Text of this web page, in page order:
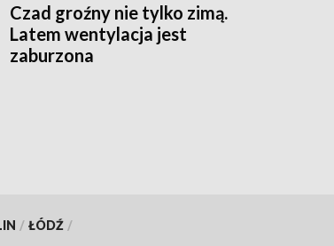
Czad groźny nie tylko zimą.
Latem wentylacja jest
zaburzona
/ ŁÓDŹ /